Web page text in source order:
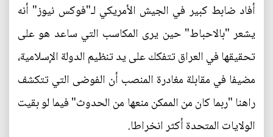
أفاد ضابط كبير في الجيش الأمريكي لـ"فوكس نيوز" أنه
يشعر "بالاحباط" حين يرى المكاسب التي ساعد هو على
تحقيقها في العراق تتفكك على يد تنظيم الدولة الإسلامية،
مضيفا في مقابلة مغادرة المنصب أن الفوضى التي تتكشف
راهنا "ربما كان من الممكن منعها من الحدوث" فيما لو بقيت
الولايات المتحدة أكثر انخراطا.